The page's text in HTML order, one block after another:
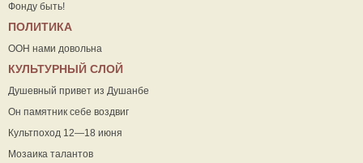
Фонду быть!
ПОЛИТИКА
ООН нами довольна
КУЛЬТУРНЫЙ СЛОЙ
Душевный привет из Душанбе
Он памятник себе воздвиг
Культпоход 12—18 июня
Мозаика талантов